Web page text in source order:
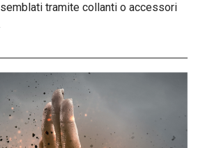
tramite collanti o accessori